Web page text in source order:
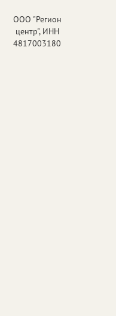
ООО "Регион
центр", ИНН
4817003180